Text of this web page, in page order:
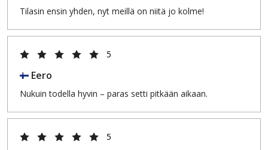
Tilasin ensin yhden, nyt meillä on niitä jo kolme!
5
Eero
Nukuin todella hyvin – paras setti pitkään aikaan.
5